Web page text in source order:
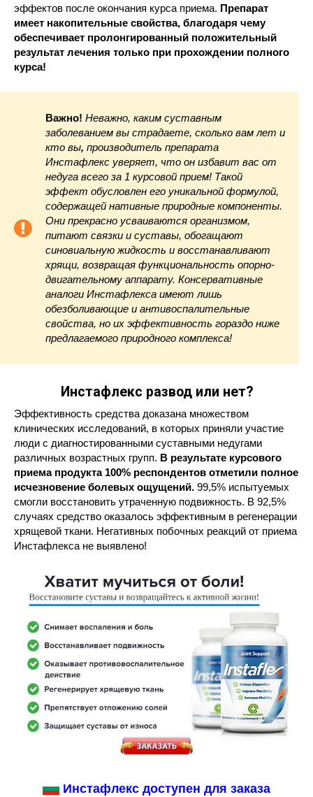
эффектов после окончания курса приема. Препарат
имеет накопительные свойства, благодаря чему
обеспечивает пролонгированный положительный
результат лечения только при прохождении полного
курса!
Важно! Неважно, каким суставным
заболеванием вы страдаете, сколько вам лет и
кто вы, производитель препарата
Инстафлекс уверяет, что он избавит вас от
недуга всего за 1 курсовой прием! Такой
эффект обусловлен его уникальной формулой,
содержащей нативные природные компоненты.
Они прекрасно усваиваются организмом,
питают связки и суставы, обогащают
синовиальную жидкость и восстанавливают
хрящи, возвращая функциональность опорно-
двигательному аппарату. Консервативные
аналоги Инстафлекса имеют лишь
обезболивающие и антивоспалительные
свойства, но их эффективность гораздо ниже
предлагаемого природного комплекса!
Инстафлекс развод или нет?
Эффективность средства доказана множеством
клинических исследований, в которых приняли участие
люди с диагностированными суставными недугами
различных возрастных групп. В результате курсового
приема продукта 100% респондентов отметили полное
исчезновение болевых ощущений. 99,5% испытуемых
смогли восстановить утраченную подвижность. В 92,5%
случаях средство оказалось эффективным в регенерации
хрящевой ткани. Негативных побочных реакций от приема
Инстафлекса не выявлено!
Инстафлекс доступен для заказа